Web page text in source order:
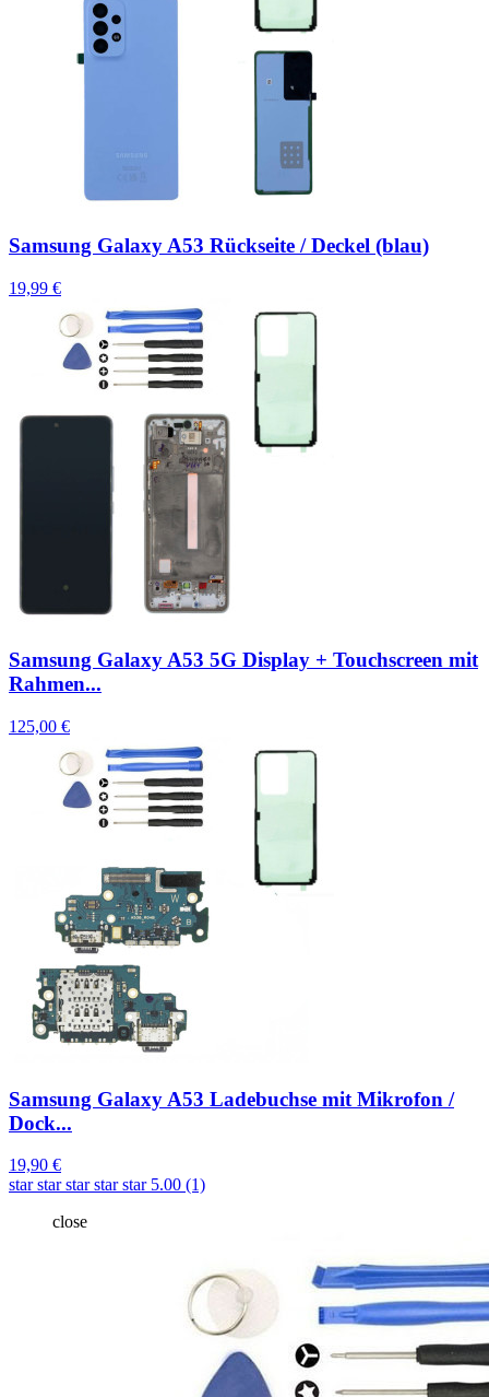
Samsung Galaxy A53 Rückseite / Deckel (blau)
19,99 €
Samsung Galaxy A53 5G Display + Touchscreen mit
Rahmen...
125,00 €
Samsung Galaxy A53 Ladebuchse mit Mikrofon /
Dock...
19,90 €
star star star star star 5.00 (1)
close